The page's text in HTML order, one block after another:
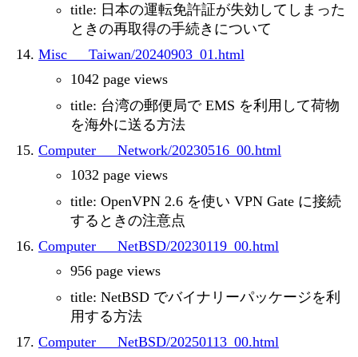
title: 日本の運転免許証が失効してしまった
ときの再取得の手続きについて
Misc___Taiwan/20240903_01.html
1042 page views
title: 台湾の郵便局で EMS を利用して荷物
を海外に送る方法
Computer___Network/20230516_00.html
1032 page views
title: OpenVPN 2.6 を使い VPN Gate に接続
するときの注意点
Computer___NetBSD/20230119_00.html
956 page views
title: NetBSD でバイナリーパッケージを利
用する方法
Computer___NetBSD/20250113_00.html